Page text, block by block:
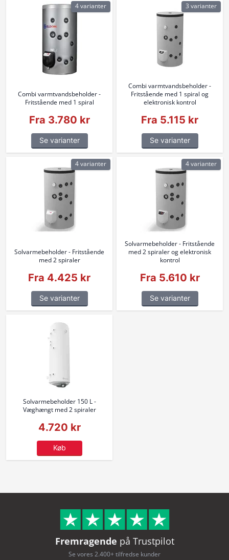
Combi varmtvandsbeholder -
Fritstående med 1 spiral
Fra 3.780 kr
Se varianter
4 varianter
Combi varmtvandsbeholder -
Fritstående med 1 spiral og
elektronisk kontrol
Fra 5.115 kr
Se varianter
3 varianter
Solvarmebeholder - Fritstående
med 2 spiraler
Fra 4.425 kr
Se varianter
4 varianter
Solvarmebeholder - Fritstående
med 2 spiraler og elektronisk
kontrol
Fra 5.610 kr
Se varianter
4 varianter
Solvarmebeholder 150 L -
Væghængt med 2 spiraler
4.720 kr
Køb
Fremragende på Trustpilot
Se vores 2.400+ tilfredse kunder